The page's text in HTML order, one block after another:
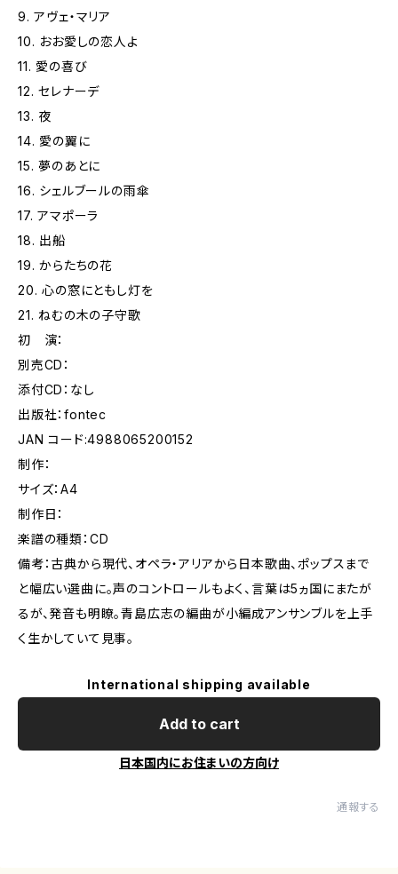
9. アヴェ・マリア
10. おお愛しの恋人よ
11. 愛の喜び
12. セレナーデ
13. 夜
14. 愛の翼に
15. 夢のあとに
16. シェルブールの雨傘
17. アマポーラ
18. 出船
19. からたちの花
20. 心の窓にともし灯を
21. ねむの木の子守歌
初 演：
別売CD：
添付CD：なし
出版社：fontec
JAN コード:4988065200152
制作：
サイズ：A4
制作日：
楽譜の種類：CD
備考：古典から現代、オペラ・アリアから日本歌曲、ポップスまで
と幅広い選曲に。声のコントロールもよく、言葉は5ヵ国にまたが
るが、発音も明瞭。青島広志の編曲が小編成アンサンブルを上手
く生かしていて見事。
International shipping available
Add to cart
日本国内にお住まいの方向け
通報する